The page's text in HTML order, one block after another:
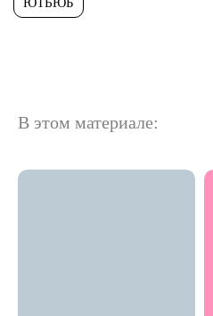
В этом материале: